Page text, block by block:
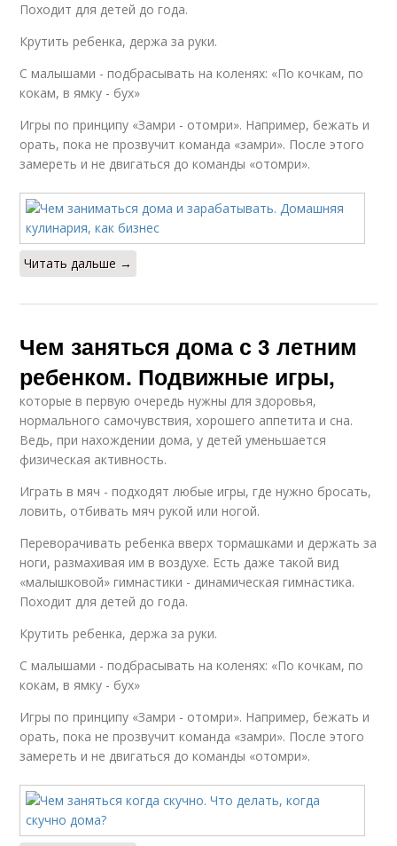
Походит для детей до года.
Крутить ребенка, держа за руки.
С малышами - подбрасывать на коленях: «По кочкам, по
кокам, в ямку - бух»
Игры по принципу «Замри - отомри». Например, бежать и
орать, пока не прозвучит команда «замри». После этого
замереть и не двигаться до команды «отомри».
Читать дальше →
Чем заняться дома с 3 летним
ребенком. Подвижные игры,
которые в первую очередь нужны для здоровья,
нормального самочувствия, хорошего аппетита и сна.
Ведь, при нахождении дома, у детей уменьшается
физическая активность.
Играть в мяч - подходят любые игры, где нужно бросать,
ловить, отбивать мяч рукой или ногой.
Переворачивать ребенка вверх тормашками и держать за
ноги, размахивая им в воздухе. Есть даже такой вид
«малышковой» гимнастики - динамическая гимнастика.
Походит для детей до года.
Крутить ребенка, держа за руки.
С малышами - подбрасывать на коленях: «По кочкам, по
кокам, в ямку - бух»
Игры по принципу «Замри - отомри». Например, бежать и
орать, пока не прозвучит команда «замри». После этого
замереть и не двигаться до команды «отомри».